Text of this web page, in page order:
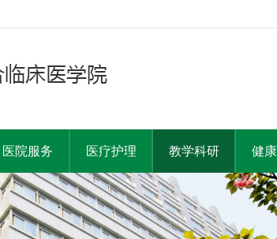
医院服务 医疗护理 教学科研 健